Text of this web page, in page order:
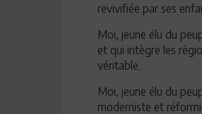
revivifiée par ses
Moi, jeune élu du
et qui intègre les
véritable.
Moi, jeune élu du
moderniste et